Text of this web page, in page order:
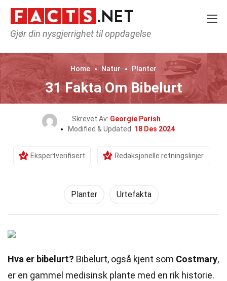
Gjør din nysgjerrighet til oppdagelse
Home Natur Planter
31 Fakta Om Bibelurt
Skrevet Av: Georgie Parish
Modified & Updated: 18 Des 2024
Ekspertverifisert Redaksjonelle retningslinjer
Planter Urtefakta
Hva er bibelurt? Bibelurt, også kjent som Costmary,
er en gammel medisinsk plante med en rik historie.